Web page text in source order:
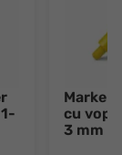
Marker
cu
3 mm